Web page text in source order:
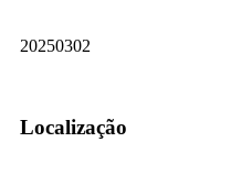
20250302
Localização